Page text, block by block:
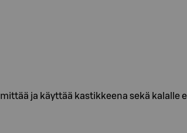
ja käyttää kastikkeena sekä kalalle